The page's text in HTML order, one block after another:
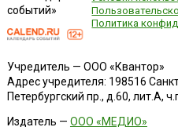
событий»
Политика
Учредитель — ООО «Квантор»
Адрес учредителя: 198516
Петербургский пр., д.60, лит.А,
Издатель — ООО «МЕДИО»